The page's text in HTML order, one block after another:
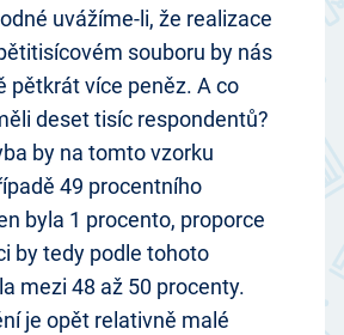
uvážíme-li, že realizace
souboru by nás
pětkrát více peněz. A co
deset tisíc respondentů?
by na tomto vzorku
49 procentního
byla 1 procento, proporce
by tedy podle tohoto
mezi 48 až 50 procenty.
je opět relativně malé